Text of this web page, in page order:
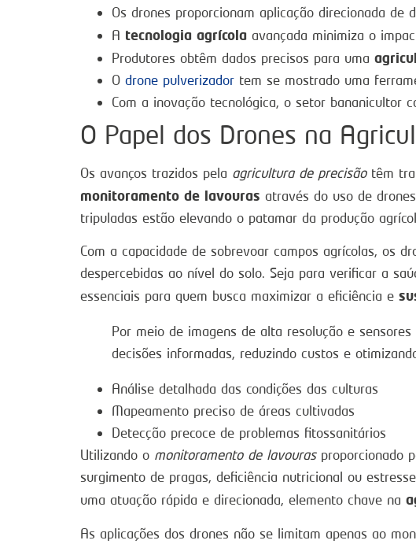
Os drones proporcionam aplicação direcionada de
A tecnologia agrícola avançada minimiza o
Produtores obtêm dados precisos para uma
O drone pulverizador tem se mostrado uma
Com a inovação tecnológica, o setor bananicultor
O Papel dos Drones na
Os avanços trazidos pela agricultura de precisãotêm
monitoramento de lavouras através do uso de
tripuladas estão elevando o patamar da produção
Com a capacidade de sobrevoar campos agrícolas, os
despercebidas ao nível do solo. Seja para verificar a
essenciais para quem busca maximizar a eficiência e
Por meio de imagens de alta resolução e
decisões informadas, reduzindo custos e
Análise detalhada das condições das culturas
Mapeamento preciso de áreas cultivadas
Detecção precoce de problemas fitossanitários
Utilizando o monitoramento de lavourasproporcionado
surgimento de pragas, deficiência nutricional ou
uma atuação rápida e direcionada, elemento chave na
As aplicações dos drones não se limitam apenas ao